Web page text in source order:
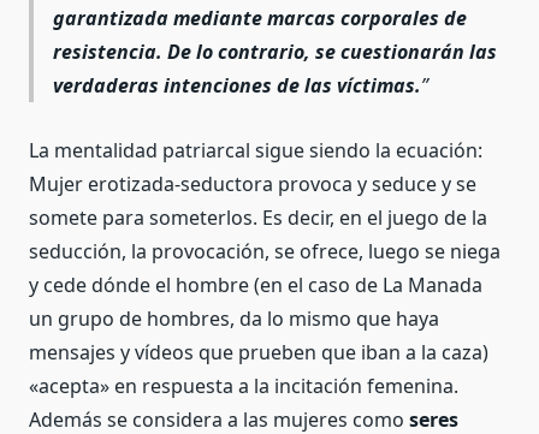
garantizada mediante marcas corporales de
resistencia. De lo contrario, se cuestionarán las
verdaderas intenciones de las víctimas.
La mentalidad patriarcal sigue siendo la ecuación:
Mujer erotizada-seductora provoca y seduce y se
somete para someterlos. Es decir, en el juego de la
seducción, la provocación, se ofrece, luego se niega
y cede dónde el hombre (en el caso de La Manada
un grupo de hombres, da lo mismo que haya
mensajes y vídeos que prueben que iban a la caza)
«acepta» en respuesta a la incitación femenina.
Además se considera a las mujeres como seres